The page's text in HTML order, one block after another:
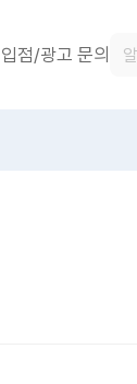
입점/광고 문의